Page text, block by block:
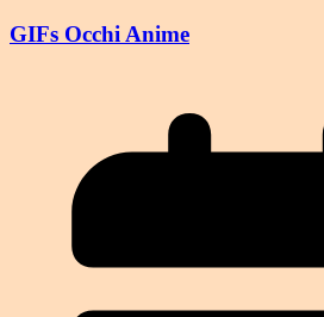
GIFs Occhi Anime